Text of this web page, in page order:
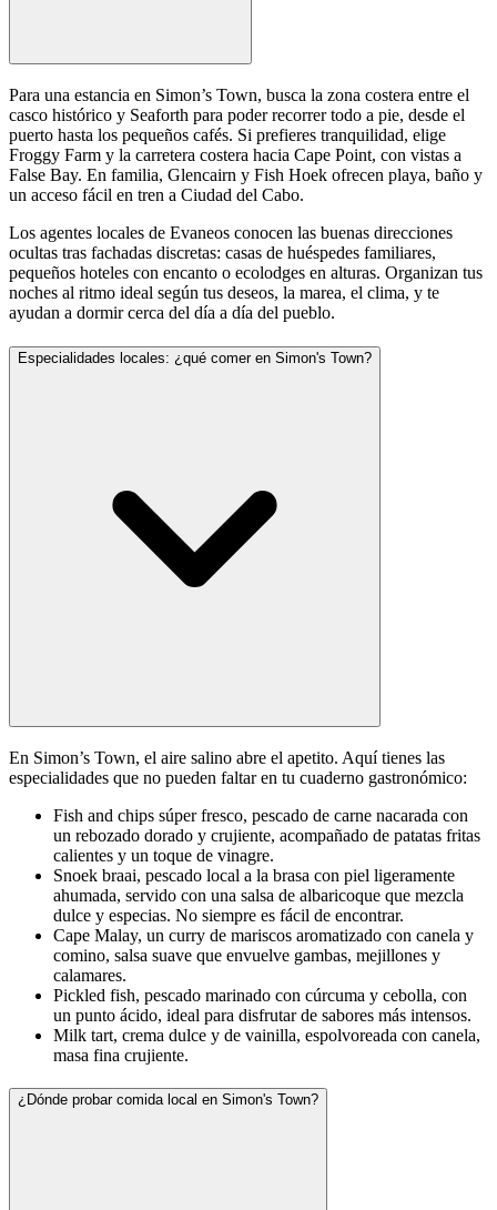
Para una estancia en Simon’s Town, busca la zona costera entre el
casco histórico y Seaforth para poder recorrer todo a pie, desde el
puerto hasta los pequeños cafés. Si prefieres tranquilidad, elige
Froggy Farm y la carretera costera hacia Cape Point, con vistas a
False Bay. En familia, Glencairn y Fish Hoek ofrecen playa, baño y
un acceso fácil en tren a Ciudad del Cabo.
Los agentes locales de Evaneos conocen las buenas direcciones
ocultas tras fachadas discretas: casas de huéspedes familiares,
pequeños hoteles con encanto o ecolodges en alturas. Organizan tus
noches al ritmo ideal según tus deseos, la marea, el clima, y te
ayudan a dormir cerca del día a día del pueblo.
Especialidades locales: ¿qué comer en Simon's Town?
En Simon’s Town, el aire salino abre el apetito. Aquí tienes las
especialidades que no pueden faltar en tu cuaderno gastronómico:
Fish and chips súper fresco, pescado de carne nacarada con
un rebozado dorado y crujiente, acompañado de patatas fritas
calientes y un toque de vinagre.
Snoek braai, pescado local a la brasa con piel ligeramente
ahumada, servido con una salsa de albaricoque que mezcla
dulce y especias. No siempre es fácil de encontrar.
Cape Malay, un curry de mariscos aromatizado con canela y
comino, salsa suave que envuelve gambas, mejillones y
calamares.
Pickled fish, pescado marinado con cúrcuma y cebolla, con
un punto ácido, ideal para disfrutar de sabores más intensos.
Milk tart, crema dulce y de vainilla, espolvoreada con canela,
masa fina crujiente.
¿Dónde probar comida local en Simon's Town?